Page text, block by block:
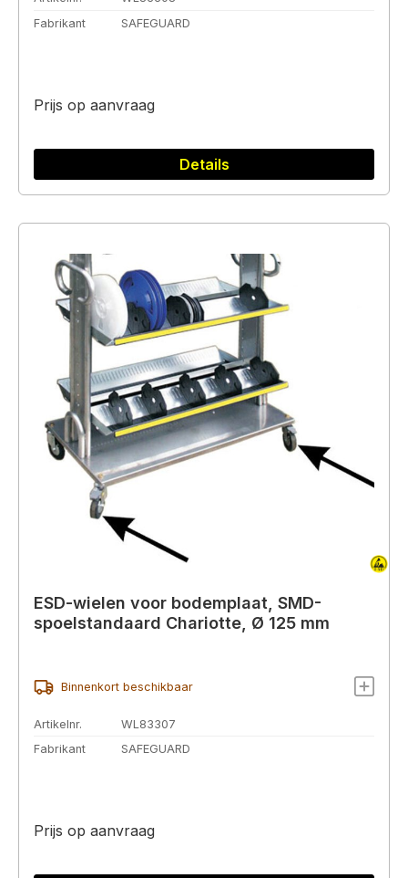
Fabrikant
SAFEGUARD
Prijs op aanvraag
Details
ESD-wielen voor bodemplaat, SMD-
spoelstandaard Chariotte, Ø 125 mm
Binnenkort beschikbaar
Artikelnr.
WL83307
Fabrikant
SAFEGUARD
Prijs op aanvraag